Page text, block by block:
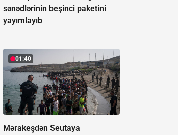
sənədlərinin beşinci paketini
yayımlayıb
01:40
Mərakeşdən Seutaya